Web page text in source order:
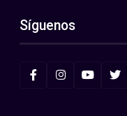
Síguenos